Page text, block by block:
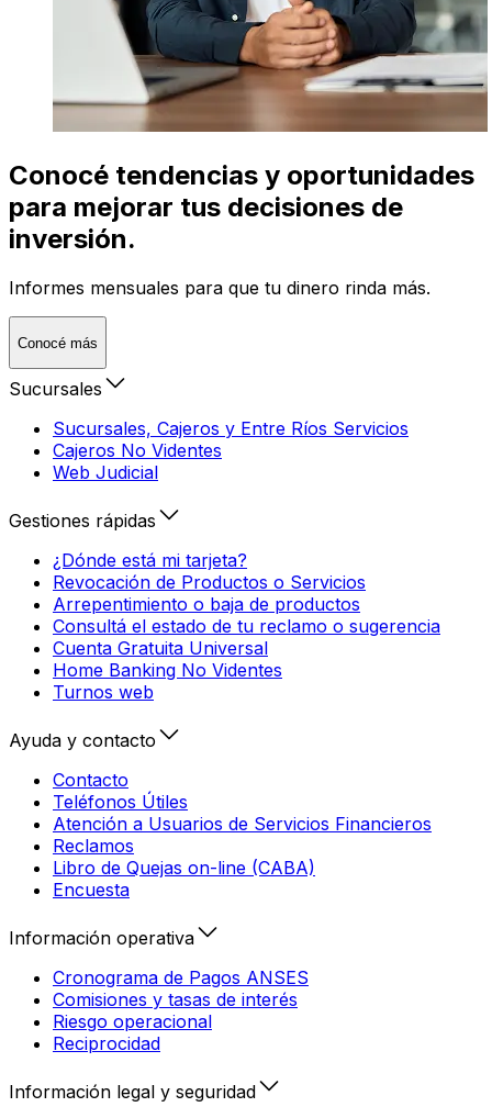
Conocé tendencias y oportunidades
para mejorar tus decisiones de
inversión.
Informes mensuales para que tu dinero rinda más.
Conocé más
Sucursales
Sucursales, Cajeros y Entre Ríos Servicios
Cajeros No Videntes
Web Judicial
Gestiones rápidas
¿Dónde está mi tarjeta?
Revocación de Productos o Servicios
Arrepentimiento o baja de productos
Consultá el estado de tu reclamo o sugerencia
Cuenta Gratuita Universal
Home Banking No Videntes
Turnos web
Ayuda y contacto
Contacto
Teléfonos Útiles
Atención a Usuarios de Servicios Financieros
Reclamos
Libro de Quejas on-line (CABA)
Encuesta
Información operativa
Cronograma de Pagos ANSES
Comisiones y tasas de interés
Riesgo operacional
Reciprocidad
Información legal y seguridad